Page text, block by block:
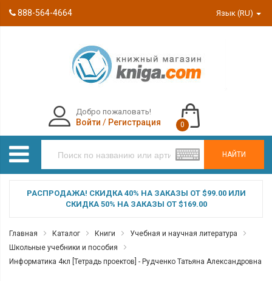
888-564-4664 Язык (RU)
НАЙТИ
Добро пожаловать!
Войти / Регистрация 0
РАСПРОДАЖА! СКИДКА 40% НА ЗАКАЗЫ ОТ $99.00 ИЛИ
СКИДКА 50% НА ЗАКАЗЫ ОТ $169.00
Главная Каталог Книги
Учебная и научная литература
Школьные учебники и пособия
Информатика 4кл [Тетрадь проектов] - Рудченко Татьяна Александровна